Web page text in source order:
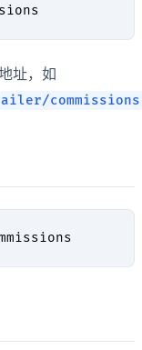
址，如
commissions